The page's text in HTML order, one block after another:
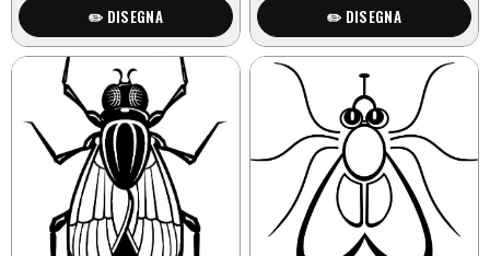
✏️ DISEGNA
✏️ DISEGNA